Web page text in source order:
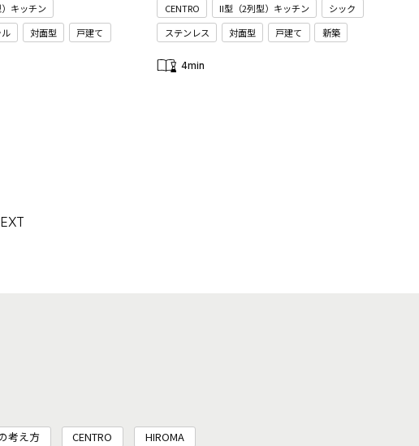
キッチン
対面型
戸建て
CENTRO II型（2列型）キッチン
シック
ステンレス
対面型 戸建て 新築
4min
考え方 CENTRO HIROMA